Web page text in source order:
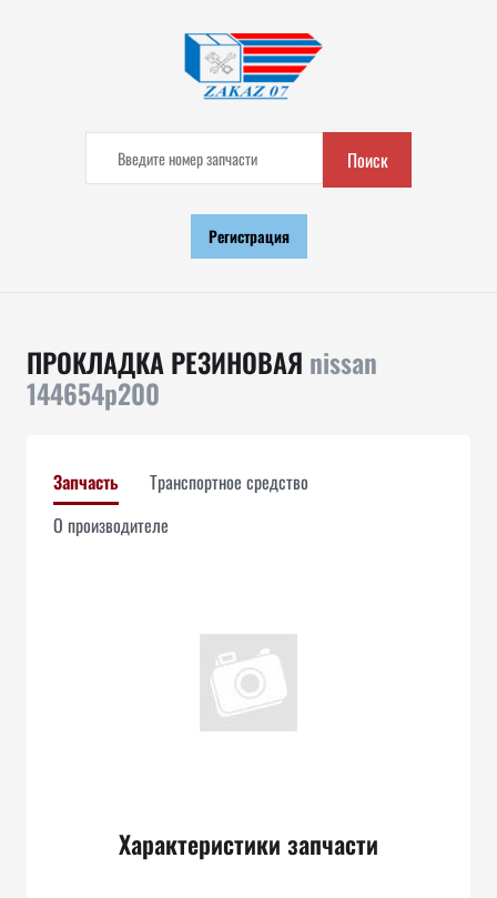
Поиск
Регистрация
ПРОКЛАДКА РЕЗИНОВАЯ nissan
144654p200
Запчасть
Транспортное средство
О производителе
Характеристики запчасти